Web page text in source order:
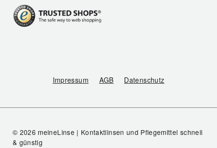
Impressum AGB Datenschutz
© 2026 meineLinse | Kontaktlinsen und Pflegemittel schnell
& günstig